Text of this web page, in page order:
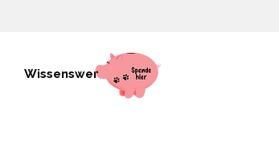
Wissenswertes